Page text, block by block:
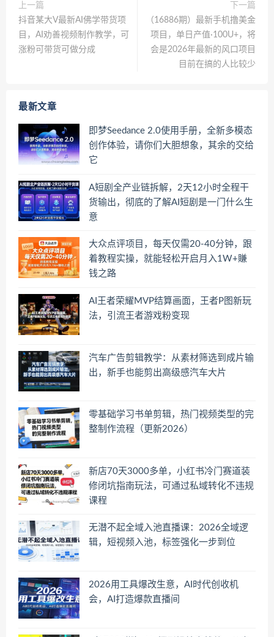
上一篇
抖音某大V最新AI佛学带货项
目，AI劝善视频制作教学，可
涨粉可带货可做分成
下一篇
（16886期）最新手机撸美金
项目，单日产值·100U+，将
会是2026年最新的风口项目
目前在搞的人比较少
最新文章
即梦Seedance 2.0使用手册，全新多模态
创作体验，请你们大胆想象，其余的交给
它
A短剧全产业链拆解，2天12小时全程干
货输出，彻底的了解AI短剧是一门什么生
意
大众点评项目，每天仅需20-40分钟，跟
着教程实操，就能轻松开启月入1W+賺
钱之路
AI王者荣耀MVP结算画面，王者P图新玩
法，引流王者游戏粉变现
汽车广告剪辑教学：从素材筛选到成片输
出，新手也能剪出高级感汽车大片
零基础学习书单剪辑，热门视频类型的完
整制作流程（更新2026）
新店70天3000多单，小红书冷门赛道装
修闭坑指南玩法，可通过私域转化不违规
课程
无潜不起全域入池直播课：2026全域逻
辑，短视频入池，标签强化一步到位
2026用工具爆改生意，AI时代创收机
会，AI打造爆款直播间